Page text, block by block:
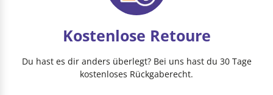
Kostenlose Retoure
Du hast es dir anders überlegt? Bei uns hast du 30 Tage
kostenloses Rückgaberecht.